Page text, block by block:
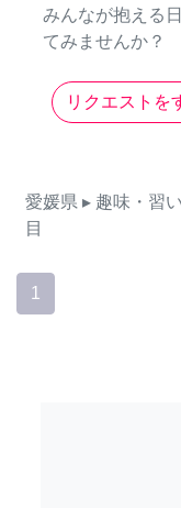
みんなが抱える
てみませんか？
リクエストを
愛媛県 ▸ 趣味・習
目
1